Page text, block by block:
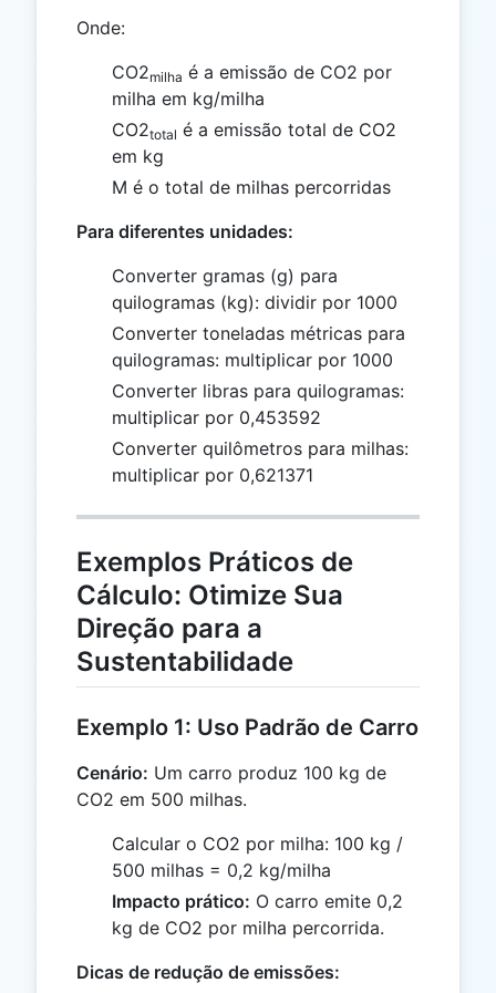
Onde:
CO2milha é a emissão de CO2 por
milha em kg/milha
CO2total é a emissão total de CO2
em kg
M é o total de milhas percorridas
Para diferentes unidades:
Converter gramas (g) para
quilogramas (kg): dividir por 1000
Converter toneladas métricas para
quilogramas: multiplicar por 1000
Converter libras para quilogramas:
multiplicar por 0,453592
Converter quilômetros para milhas:
multiplicar por 0,621371
Exemplos Práticos de
Cálculo: Otimize Sua
Direção para a
Sustentabilidade
Exemplo 1: Uso Padrão de Carro
Cenário: Um carro produz 100 kg de
CO2 em 500 milhas.
Calcular o CO2 por milha: 100 kg /
500 milhas = 0,2 kg/milha
Impacto prático: O carro emite 0,2
kg de CO2 por milha percorrida.
Dicas de redução de emissões: